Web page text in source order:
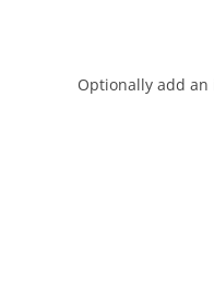
Optionally add an